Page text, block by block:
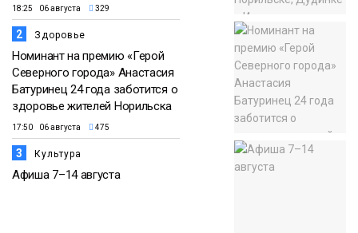
18:25 06 августа 329
2 Здоровье
Номинант на премию «Герой
Северного города» Анастасия
Батуринец 24 года заботится о
здоровье жителей Норильска
17:50 06 августа 475
3 Культура
Афиша 7–14 августа